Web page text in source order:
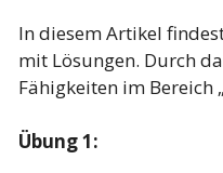
In diesem Artikel
mit Lösungen. Durch
Fähigkeiten im Bereich
Übung 1: